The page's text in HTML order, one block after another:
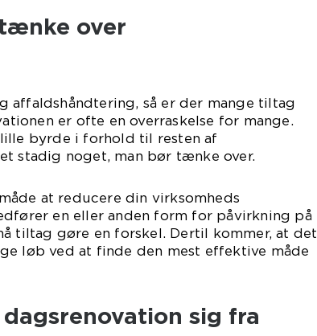
over
affaldshåndtering, så er der mange tiltag
er ofte en overraskelse for mange.
byrde i forhold til resten af
stadig noget, man bør tænke over.
at reducere din virksomheds
en eller anden form for påvirkning på
tiltag gøre en forskel. Dertil kommer, at det
løb ved at finde den mest effektive måde
sig fra